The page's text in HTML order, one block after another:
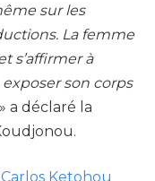
sur les
La femme
s’affirmer à
son corps
a déclaré la
Ketohou